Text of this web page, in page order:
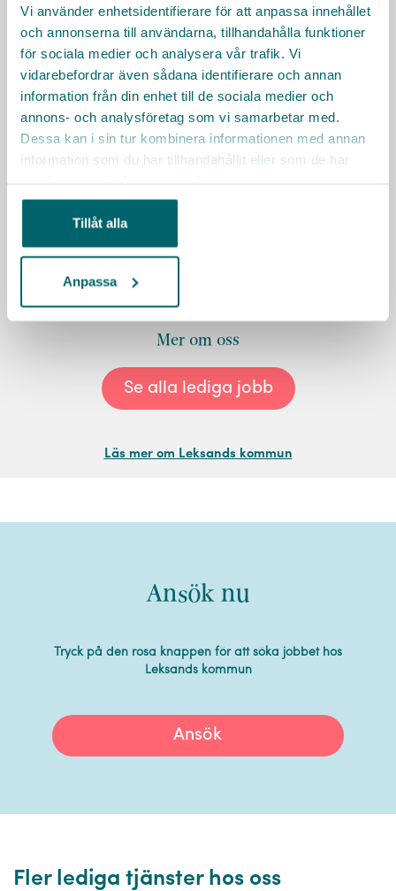
Vi använder enhetsidentifierare för att anpassa innehållet
och annonserna till användarna, tillhandahålla funktioner
för sociala medier och analysera vår trafik. Vi
vidarebefordrar även sådana identifierare och annan
information från din enhet till de sociala medier och
annons- och analysföretag som vi samarbetar med.
Dessa kan i sin tur kombinera informationen med annan
information som du har tillhandahållit eller som de har
Tillåt alla
Anpassa
Räkna ut resväg
Mer om oss
Se alla lediga jobb
Läs mer om Leksands kommun
Ansök nu
Tryck på den rosa knappen för att söka jobbet hos
Leksands kommun
Ansök
Fler lediga tjänster hos oss